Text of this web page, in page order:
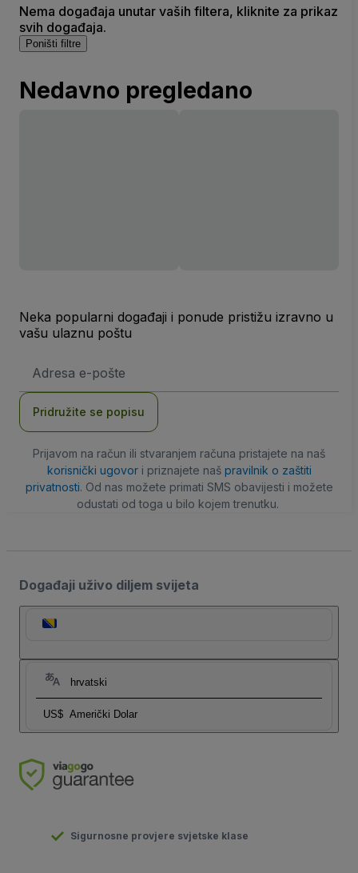
Nema događaja unutar vaših filtera, kliknite za prikaz
svih događaja.
Poništi filtre
Nedavno pregledano
Neka popularni događaji i ponude pristižu izravno u
vašu ulaznu poštu
mail
Pridružite se popisu
Prijavom na račun ili stvaranjem računa pristajete na naš
korisnički ugovori priznajete naš pravilnik o zaštiti
privatnosti. Od nas možete primati SMS obavijesti i možete
odustati od toga u bilo kojem trenutku.
Događaji uživo diljem svijeta
hrvatski
US$ Američki Dolar
Sigurnosne provjere svjetske klase